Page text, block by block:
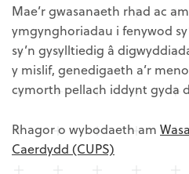
Mae’r gwasanaeth rhad ac
ymgynghoriadau i fenywod
sy’n gysylltiedig â
y mislif, genedigaeth a’r
cymorth pellach iddynt gyda
Rhagor o wybodaeth am
Caerdydd (CUPS)